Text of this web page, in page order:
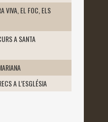
VIVA, EL FOC, ELS
A SANTA
A L’ESGLÉSIA